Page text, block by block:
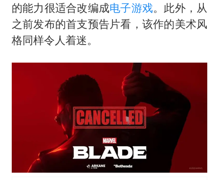
的能力很适合改编成电子游戏。此外，从
之前发布的首支预告片看，该作的美术风
格同样令人着迷。